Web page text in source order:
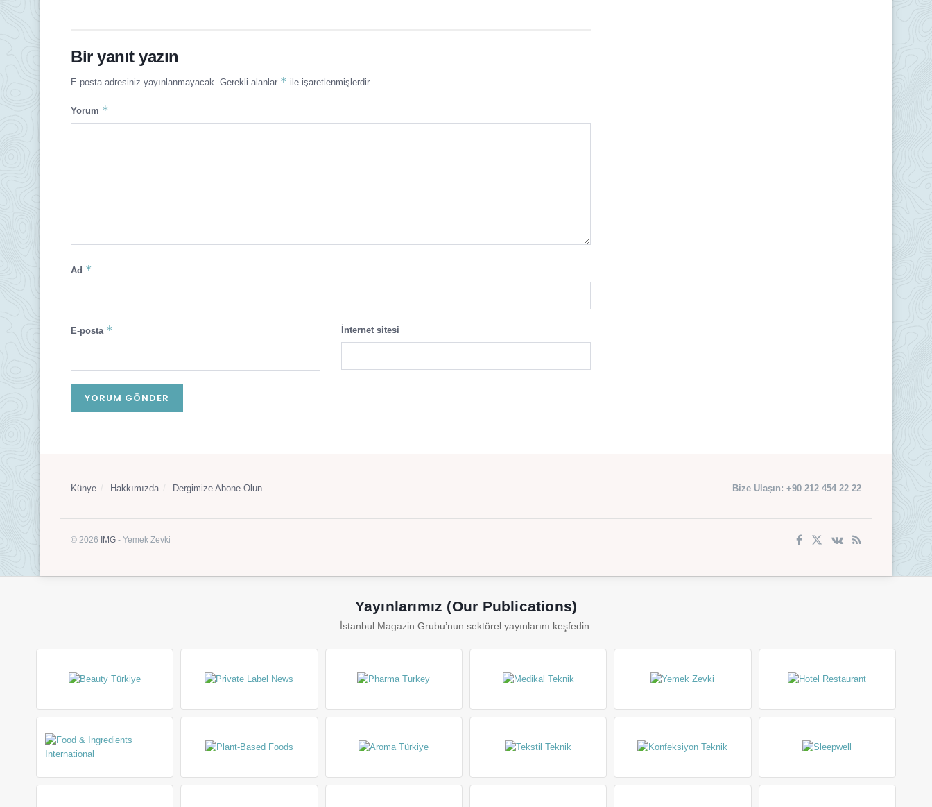
Bir yanıt yazın
E-posta adresiniz yayınlanmayacak. Gerekli alanlar * ile işaretlenmişlerdir
Yorum *
Ad *
E-posta * İnternet sitesi
Künye Hakkımızda Dergimize Abone Olun Bize Ulaşın: +90 212 454 22 22
© 2026 IMG - Yemek Zevki
Yayınlarımız (Our Publications)
İstanbul Magazin Grubu’nun sektörel yayınlarını keşfedin.